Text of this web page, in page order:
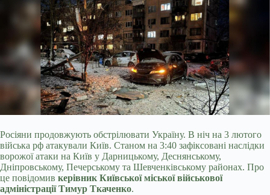
Росіяни продовжують обстрілювати Україну. В ніч на 3 лютого
війська рф атакували Київ. Станом на 3:40 зафіксовані наслідки
ворожої атаки на Київ у Дарницькому, Деснянському,
Дніпровському, Печерському та Шевченківському районах. Про
це повідомив керівник Київської міської військової
адміністрації Тимур Ткаченко.